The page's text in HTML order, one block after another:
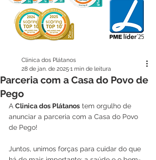
Parceria com a Casa do Povo de
Pego
Clínica dos Plátanos
28 de jan. de 2025 1 min de leitura
A Clinica dos Plátanos tem orgulho de
anunciar a parceria com a Casa do Povo
de Pego!
Juntos, unimos forças para cuidar do que